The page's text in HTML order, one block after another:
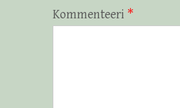
Kommenteeri *